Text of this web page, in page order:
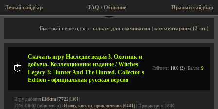
Левый сайдбар Правый сайдбар
FAQ / Общение
Описание игры, скриншоты, видео
Быстрый переход к: ссылкам для скачивания комментариям (2 шт.)
Скачать игру Наследие ведьм 3. Охотник и
добыча. Коллекционное издание / Witches'
Legacy 3: Hunter And The Hunted. Collector's
Edition - официальная русская версия
Рейтинг: 10.0 (2) | Баллы: 9
Игру добавил Elektra [7722|138]
2015-08-03 (обновлено) | Я ищу, квесты, приключения (6441) | Просмотров: 7880